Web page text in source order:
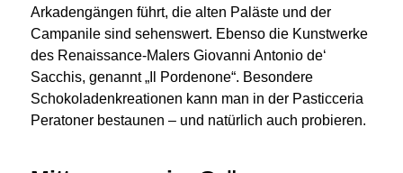
Arkadengängen führt, die alten Paläste und der
Campanile sind sehenswert. Ebenso die Kunstwerke
des Renaissance-Malers Giovanni Antonio de‘
Sacchis, genannt „Il Pordenone“. Besondere
Schokoladenkreationen kann man in der Pasticceria
Peratoner bestaunen – und natürlich auch probieren.